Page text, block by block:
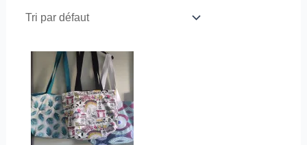
produit
a
plusieurs
variations.